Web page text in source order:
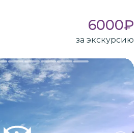
6000₽
за экскурсию